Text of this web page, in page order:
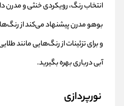
انتخاب رنگ، رویکردی خنثی و مدرن
بوهو مدرن پیشنهاد می‌کند از
و برای تزئینات از رنگ‌هایی مانند
آبی درباری بهره بگیرید.
نورپردازی